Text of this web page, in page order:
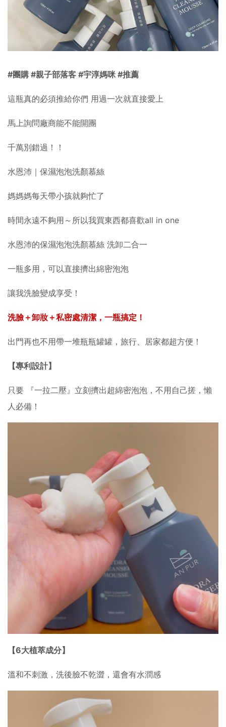
#團購 #親子部落客 #宇淳媽咪 #推薦
這瓶真的必須推給你們 用過一次就直接愛上
馬上詢問廠商能不能開團
千萬別錯過！！
水恩沛｜保濕泡泡洗顏慕絲
媽媽媽每天帶小孩就夠忙了
時間永遠不夠用～所以我買東西都喜歡all in one
水恩沛的保濕泡泡洗顏慕絲 洗卸二合一
一瓶多用，可以直接擠出綿密泡泡
讓我洗臉變成享受！
洗臉＋卸妝＋私密處清潔，一瓶搞定！
出門再也不用帶一堆瓶瓶罐罐，旅行、居家都超方便！
【專利設計】
只要 『一拉二壓』立刻擠出超綿密泡泡，不用自己搓，懶
人必備！
【6大植萃成分】
溫和不刺激，洗後臉不乾澀，還會有水潤感